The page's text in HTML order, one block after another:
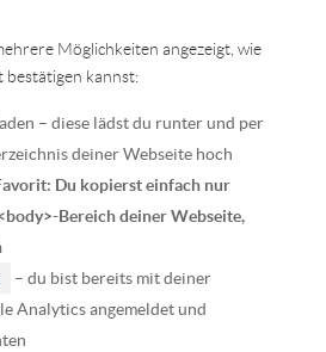
Möglichkeiten angezeigt, wie
bestätigen kannst:
– diese lädst du runter und per
deiner Webseite hoch
Du kopierst einfach nur
Bereich deiner Webseite,
– du bist bereits mit deiner
Analytics angemeldet und